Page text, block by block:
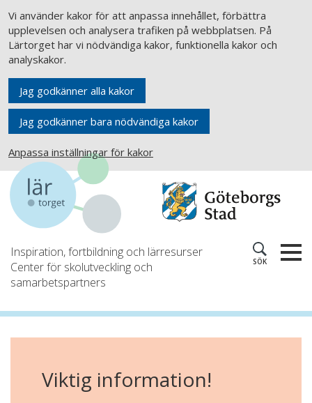
Vi använder kakor för att anpassa innehållet, förbättra
upplevelsen och analysera trafiken på webbplatsen. På
Lärtorget har vi nödvändiga kakor, funktionella kakor och
analyskakor.
Jag godkänner alla kakor
Jag godkänner bara nödvändiga kakor
Anpassa inställningar för kakor
Inspiration, fortbildning och lärresurser
Center för skolutveckling och
samarbetspartners
SÖK
Viktig information!